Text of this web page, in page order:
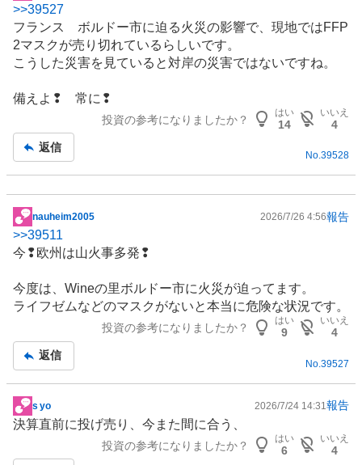
示
板
記
事
>>39527
フランス ボルドー市に迫る火災の影響で、現地ではFFP
2マスクが売り切れているらしいです。
こうした災害を見ていると対岸の災害ではないですね。
備えよ❢ 常に❢
投資の参考になりましたか？
はい
14
いいえ
4
返信
No.39528
掲
示
板
事
nauheim2005 2026/7/26 4:56報告
>>39511
今❢欧州 は山火事多発❢
今度は、Wineの里ボルドー市に火災が迫ってます。
ライフゼムなどのマスクがないと本当に危険な状況です。
投資の参考になりましたか？
はい
9
いいえ
4
返信
No. 39527
掲
示
s yo 2026/7/24 14:31 報告
決算直前に投げ売り、今また間に合う、
投資の参考になりましたか？
はい
6
いいえ
4